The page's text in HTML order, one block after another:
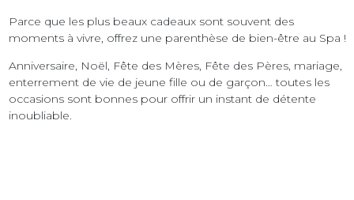
Parce que les plus beaux cadeaux sont souvent des
moments à vivre, offrez une parenthèse de bien-être au Spa !
Anniversaire, Noël, Fête des Mères, Fête des Pères, mariage,
enterrement de vie de jeune fille ou de garçon… toutes les
occasions sont bonnes pour offrir un instant de détente
inoubliable.